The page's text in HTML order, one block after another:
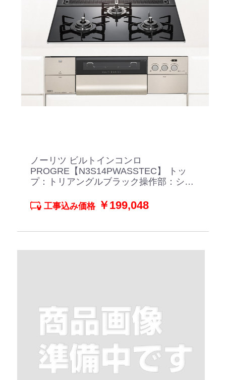
ノーリツ ビルトインコンロ
PROGRE【N3S14PWASSTEC】 トッ
プ：トリアングルブラック操作部：シル
工事込み価格￥199,048